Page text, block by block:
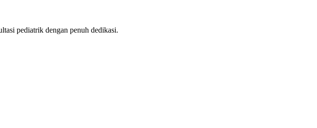
pediatrik dengan penuh dedikasi.